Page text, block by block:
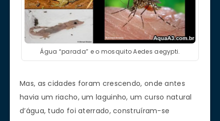
Água “parada” e o mosquito Aedes aegypti.
Mas, as cidades foram crescendo, onde antes
havia um riacho, um laguinho, um curso natural
d’água, tudo foi aterrado, construíram-se